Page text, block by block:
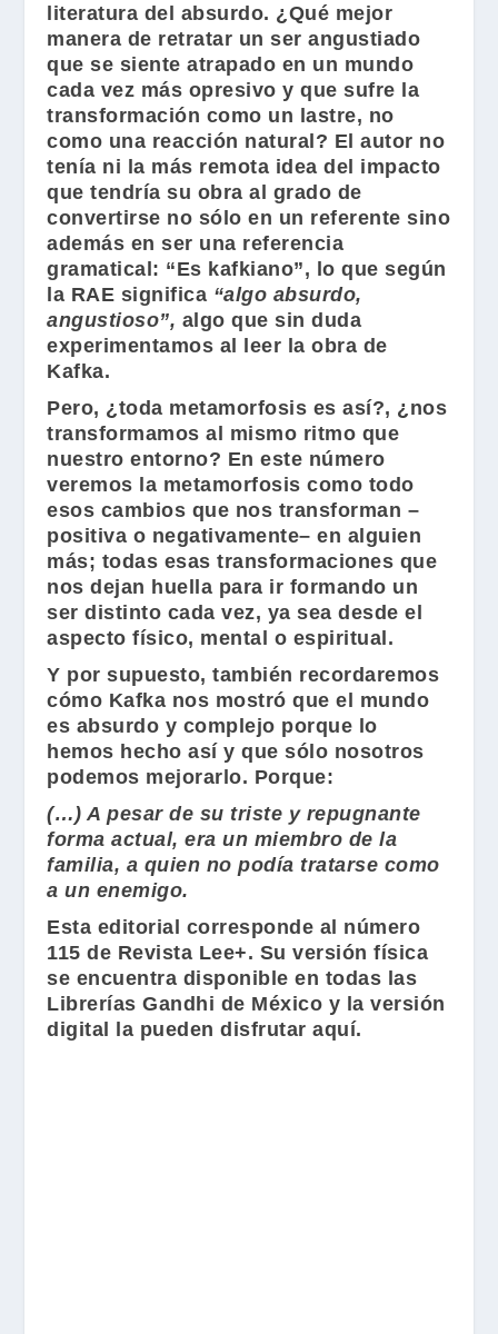
literatura del absurdo. ¿Qué mejor
manera de retratar un ser angustiado
que se siente atrapado en un mundo
cada vez más opresivo y que sufre la
transformación como un lastre, no
como una reacción natural? El autor no
tenía ni la más remota idea del impacto
que tendría su obra al grado de
convertirse no sólo en un referente sino
además en ser una referencia
gramatical: “Es kafkiano”, lo que según
la RAE significa “algo absurdo,
angustioso”, algo que sin duda
experimentamos al leer la obra de
Kafka.
Pero, ¿toda metamorfosis es así?, ¿nos
transformamos al mismo ritmo que
nuestro entorno? En este número
veremos la metamorfosis como todo
esos cambios que nos transforman –
positiva o negativamente– en alguien
más; todas esas transformaciones que
nos dejan huella para ir formando un
ser distinto cada vez, ya sea desde el
aspecto físico, mental o espiritual.
Y por supuesto, también recordaremos
cómo Kafka nos mostró que el mundo
es absurdo y complejo porque lo
hemos hecho así y que sólo nosotros
podemos mejorarlo. Porque:
(…) A pesar de su triste y repugnante
forma actual, era un miembro de la
familia, a quien no podía tratarse como
a un enemigo.
Esta editorial corresponde al número
115 de Revista Lee+. Su versión física
se encuentra disponible en todas las
Librerías Gandhi de México y la versión
digital la pueden disfrutar aquí.